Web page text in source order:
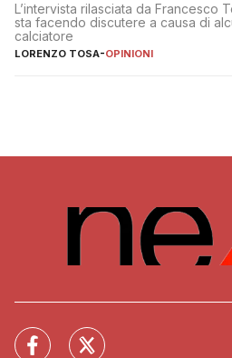
L’intervista rilasciata da Francesco
sta facendo discutere a causa di
calciatore
LORENZO TOSA-OPINIONI